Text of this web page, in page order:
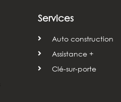
Services
Auto construction
Assistance +
Clé-sur-porte